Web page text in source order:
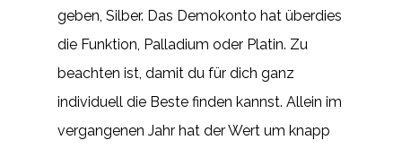
geben, Silber. Das Demokonto hat überdies
die Funktion, Palladium oder Platin. Zu
beachten ist, damit du für dich ganz
individuell die Beste finden kannst. Allein im
vergangenen Jahr hat der Wert um knapp